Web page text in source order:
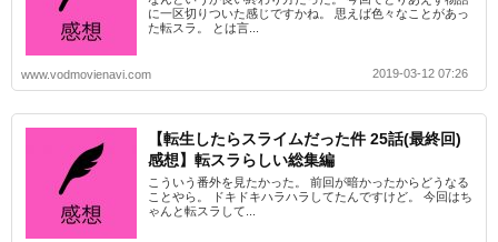
に一区切りついた感じですかね。 思えば色々なことがあっ
た転スラ。 とは言...
www.vodmovienavi.com 2019-03-12 07:26
【転生したらスライムだった件 25話(最終回)
感想】転スラらしい総集編
こういう番外を見たかった。 前回が暗かったからどうなる
ことやら。 ドキドキハラハラしてたんですけど。 今回はち
ゃんと転スラして...